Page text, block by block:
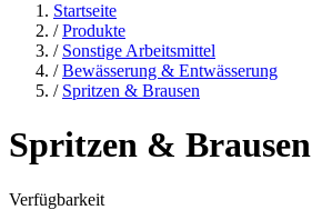
Startseite
/ Produkte
/ Sonstige Arbeitsmittel
/ Bewässerung & Entwässerung
/ Spritzen & Brausen
Spritzen & Brausen
Verfügbarkeit